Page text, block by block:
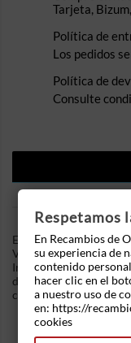
Tarjeta,
Política de
Los pedidos
Política de
Consulte
En Recambios de
Volkswagen Tiguan
Interna:
disponemos de mas
consultenos.
Respetamos
En Recambios de
su experiencia de
contenido
hacer clic en el
a nuestro uso de
en: https://
cookies